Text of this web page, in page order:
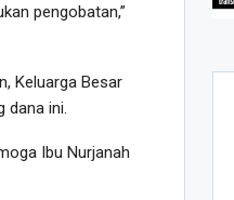
pengobatan,”
Keluarga Besar
ini.
Ibu Nurjanah